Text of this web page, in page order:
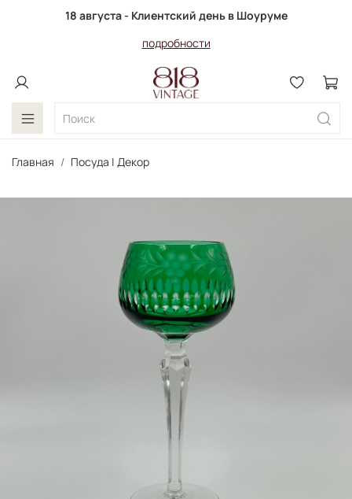
18 августа - Клиентский день в Шоуруме
подробности
Главная Посуда | Декор